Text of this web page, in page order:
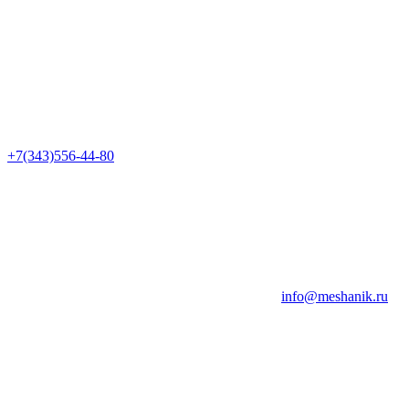
+7(343)556-44-80
info@meshanik.ru